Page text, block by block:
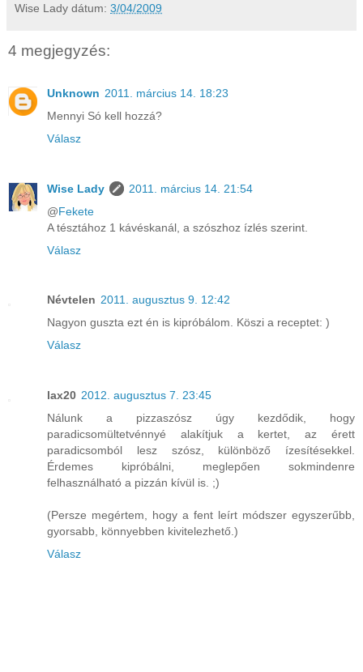
Wise Lady dátum: 3/04/2009
4 megjegyzés:
Unknown 2011. március 14. 18:23
Mennyi Só kell hozzá?
Válasz
Wise Lady
2011. március 14. 21:54
@Fekete
A tésztához 1 kávéskanál, a szószhoz ízlés szerint.
Válasz
Névtelen 2011. augusztus 9. 12:42
Nagyon guszta ezt én is kipróbálom. Köszi a receptet: )
Válasz
lax20 2012. augusztus 7. 23:45
Nálunk a pizzaszósz úgy kezdődik, hogy
paradicsomültetvénnyé alakítjuk a kertet, az érett
paradicsomból lesz szósz, különböző ízesítésekkel.
Érdemes kipróbálni, meglepően sokmindenre
felhasználható a pizzán kívül is. ;)
(Persze megértem, hogy a fent leírt módszer egyszerűbb,
gyorsabb, könnyebben kivitelezhető.)
Válasz